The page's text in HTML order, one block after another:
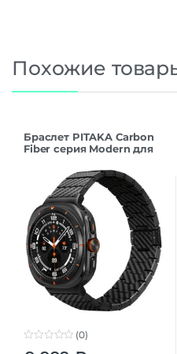
Похожие
Браслет PITAKA Carbon
Fiber серия Modern для
Ultra, Black/Grey
(0)